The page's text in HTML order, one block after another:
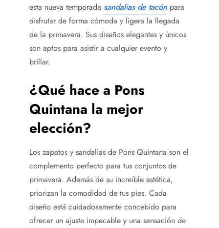
esta nueva temporada sandalias de tacón para
disfrutar de forma cómoda y ligera la llegada
de la primavera. Sus diseños elegantes y únicos
son aptos para asistir a cualquier evento y
brillar.
¿Qué hace a Pons
Quintana la mejor
elección?
Los zapatos y sandalias de Pons Quintana son el
complemento perfecto para tus conjuntos de
primavera. Además de su increíble estética,
priorizan la comodidad de tus pies. Cada
diseño está cuidadosamente concebido para
ofrecer un ajuste impecable y una sensación de